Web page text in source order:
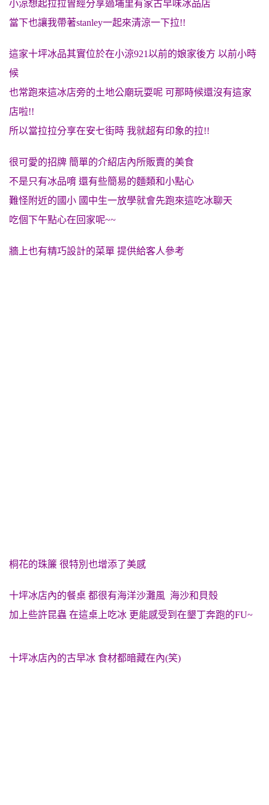
小涼想起拉拉曾經分享過埔里有家古早味冰品店
當下也讓我帶著stanley一起來清涼一下拉!!
這家十坪冰品其實位於在小涼921以前的娘家後方 以前小時
候
也常跑來這冰店旁的土地公廟玩耍呢 可那時候還沒有這家
店啦!!
所以當拉拉分享在安七街時 我就超有印象的拉!!
很可愛的招牌 簡單的介紹店內所販賣的美食
不是只有冰品唷 還有些簡易的麵類和小點心
難怪附近的國小 國中生一放學就會先跑來這吃冰聊天
吃個下午點心在回家呢~~
牆上也有精巧設計的菜單 提供給客人參考
桐花的珠簾 很特別也增添了美感
十坪冰店內的餐桌 都很有海洋沙灘風 海沙和貝殼
加上些許昆蟲 在這桌上吃冰 更能感受到在墾丁奔跑的FU~
十坪冰店內的古早冰 食材都暗藏在內(笑)